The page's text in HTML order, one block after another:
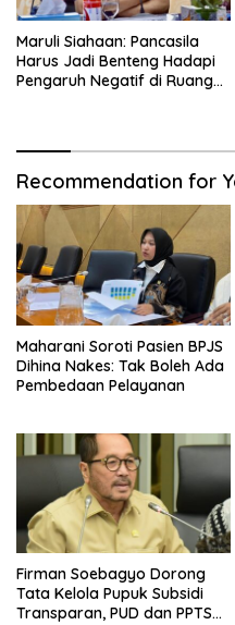
Maruli Siahaan: Pancasila
Harus Jadi Benteng Hadapi
Pengaruh Negatif di Ruang
Recommendation for
Maharani Soroti Pasien BPJS
Dihina Nakes: Tak Boleh Ada
Pembedaan Pelayanan
Firman Soebagyo Dorong
Tata Kelola Pupuk Subsidi
Transparan, PUD dan PPTS